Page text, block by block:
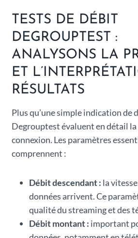
TESTS DE DÉBIT
DEGROUPTEST :
ANALYSONS LA
ET
RÉSULTATS
Plus qu’une simple indication de
Degrouptest évaluent en détail
connexion. Les paramètres
comprennent :
Débit descendant : la
données arrivent. Ce
qualité du streaming et des
Débit montant : important